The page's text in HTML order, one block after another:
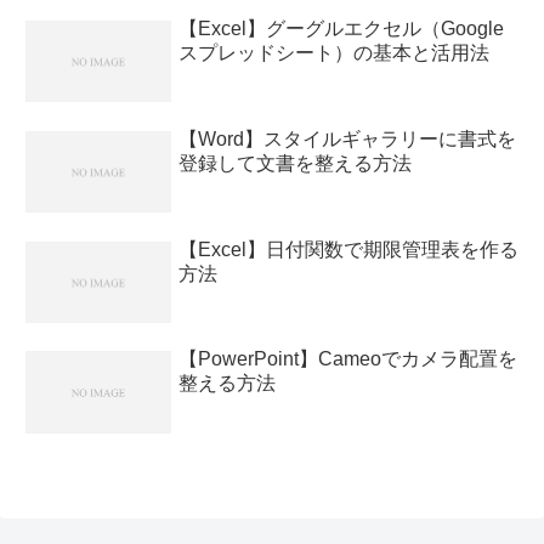
【Excel】グーグルエクセル（Google
スプレッドシート）の基本と活用法
【Word】スタイルギャラリーに書式を
登録して文書を整える方法
【Excel】日付関数で期限管理表を作る
方法
【PowerPoint】Cameoでカメラ配置を
整える方法